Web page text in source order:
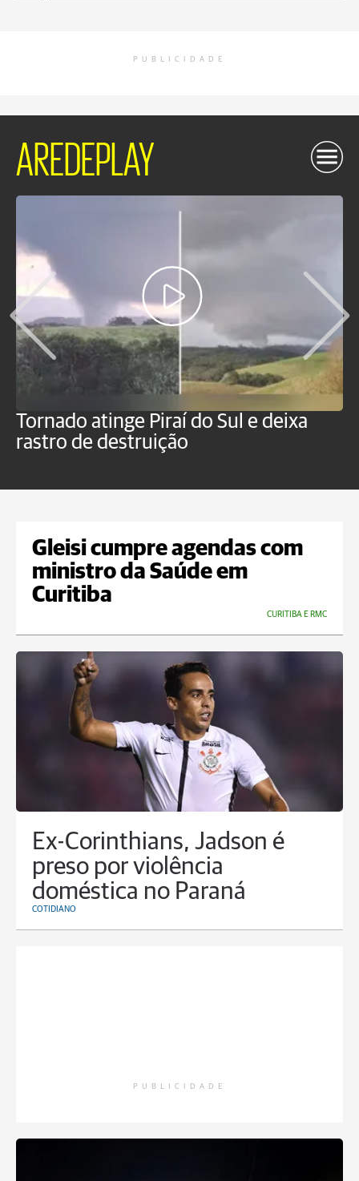
PUBLICIDADE
AREDEPLAY
Tornado atinge Piraí do Sul e deixa
rastro de destruição
Gleisi cumpre agendas com
ministro da Saúde em
Curitiba
CURITIBA E RMC
Ex-Corinthians, Jadson é
preso por violência
doméstica no Paraná
COTIDIANO
PUBLICIDADE